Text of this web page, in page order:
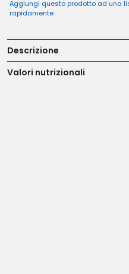
Aggiungi questo prodotto ad una
rapidamente
Descrizione
Valori nutrizionali